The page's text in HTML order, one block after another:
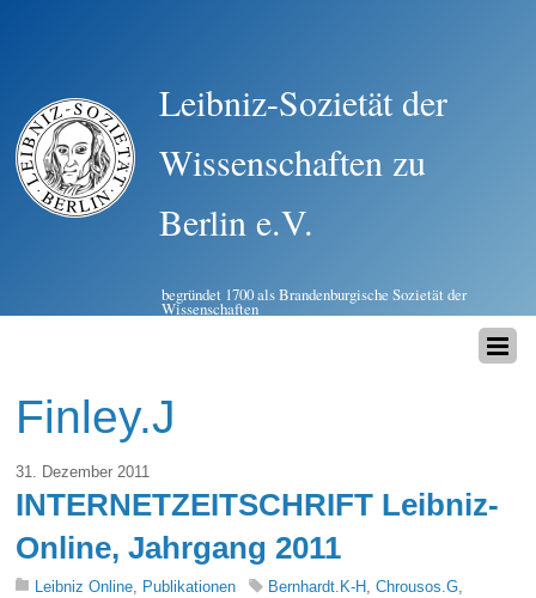
Leibniz-Sozietät der
Wissenschaften zu
Berlin e.V.
begründet 1700 als Brandenburgische Sozietät der
Wissenschaften
Finley.J
31. Dezember 2011
INTERNETZEITSCHRIFT Leibniz-
Online, Jahrgang 2011
Leibniz Online, Publikationen Bernhardt.K-H ,Chrousos.G,